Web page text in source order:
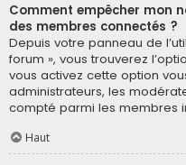
Comment empêcher mon
des membres connectés ?
Depuis votre panneau de
forum », vous trouverez
vous activez cette option
administrateurs, les
compté parmi les membres
Haut